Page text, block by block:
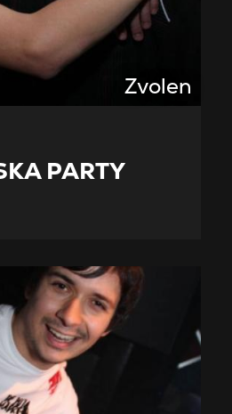
Zvolen
PARTY